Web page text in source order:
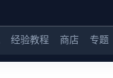
经验教程 商店 专题